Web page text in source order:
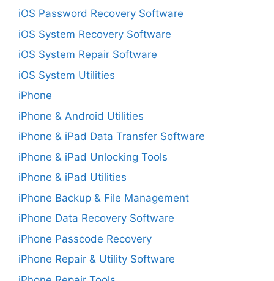
iOS Password Recovery Software
iOS System Recovery Software
iOS System Repair Software
iOS System Utilities
iPhone
iPhone & Android Utilities
iPhone & iPad Data Transfer Software
iPhone & iPad Unlocking Tools
iPhone & iPad Utilities
iPhone Backup & File Management
iPhone Data Recovery Software
iPhone Passcode Recovery
iPhone Repair & Utility Software